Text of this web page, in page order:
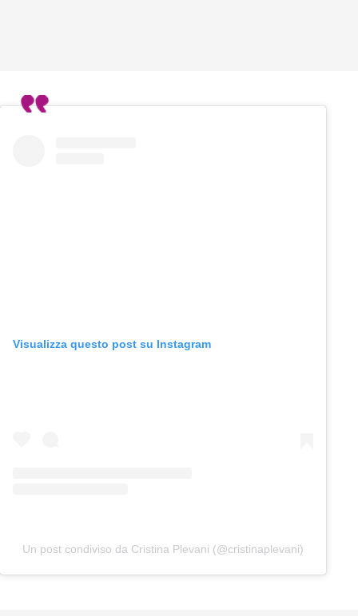
Visualizza questo post su Instagram
Un post condiviso da Cristina Plevani (@cristinaplevani)